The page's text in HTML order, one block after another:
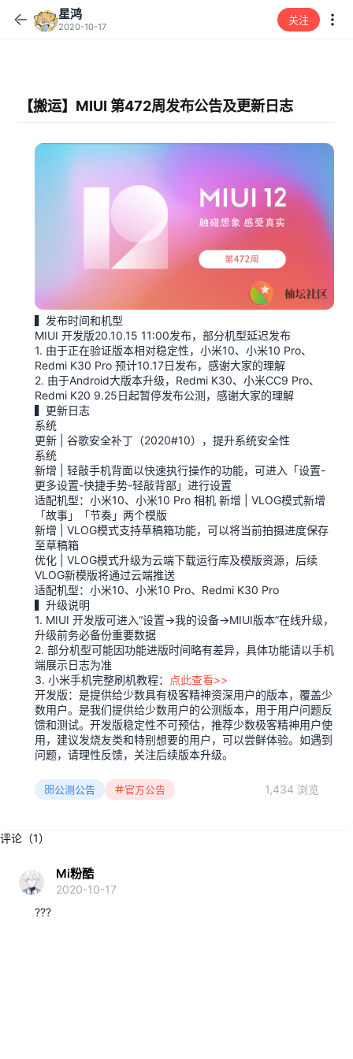
星鸿
2020-10-17
关注
【搬运】MIUI 第472周发布公告及更新日志
▍发布时间和机型
MIUI 开发版20.10.15 11:00发布，部分机型延迟发布
1. 由于正在验证版本相对稳定性，小米10、小米10 Pro、
Redmi K30 Pro 预计10.17日发布，感谢大家的理解
2. 由于Android大版本升级，Redmi K30、小米CC9 Pro、
Redmi K20 9.25日起暂停发布公测，感谢大家的理解
▍更新日志
系统
更新 | 谷歌安全补丁（2020#10），提升系统安全性
系统
新增 | 轻敲手机背面以快速执行操作的功能，可进入「设置-
更多设置-快捷手势-轻敲背部」进行设置
适配机型：小米10、小米10 Pro 相机 新增 | VLOG模式新增
「故事」「节奏」两个模版
新增 | VLOG模式支持草稿箱功能，可以将当前拍摄进度保存
至草稿箱
优化 | VLOG模式升级为云端下载运行库及模版资源，后续
VLOG新模版将通过云端推送
适配机型：小米10、小米10 Pro、Redmi K30 Pro
▍升级说明
1. MIUI 开发版可进入“设置→我的设备→MIUI版本”在线升级，
升级前务必备份重要数据
2. 部分机型可能因功能进版时间略有差异，具体功能请以手机
端展示日志为准
3. 小米手机完整刷机教程：
点此查看>>
开发版：是提供给少数具有极客精神资深用户的版本，覆盖少
数用户。是我们提供给少数用户的公测版本，用于用户问题反
馈和测试。开发版稳定性不可预估，推荐少数极客精神用户使
用，建议发烧友类和特别想要的用户，可以尝鲜体验。如遇到
问题，请理性反馈，关注后续版本升级。
公测公告 官方公告 1,434 浏览
评论（1）
Mi粉酷
2020-10-17
???